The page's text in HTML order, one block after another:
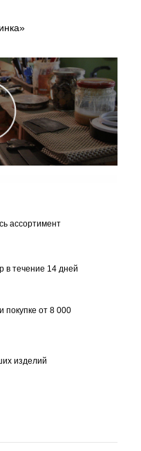
ассортимент
в течение 14 дней
покупке от 8 000
изделий